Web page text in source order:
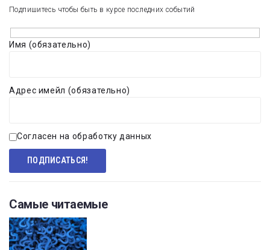
Подпишитесь чтобы быть в курсе последних событий
Имя (обязательно)
Адрес имейл (обязательно)
Согласен на обработку данных
Самые читаемые